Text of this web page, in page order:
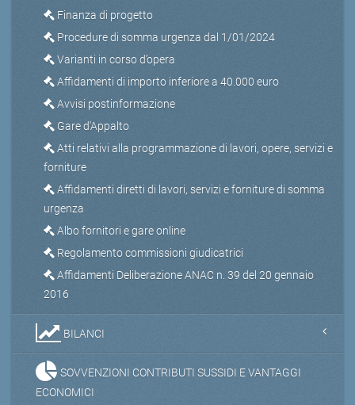
Finanza di progetto
Procedure di somma urgenza dal 1/01/2024
Varianti in corso d’opera
Affidamenti di importo inferiore a 40.000 euro
Avvisi postinformazione
Gare d'Appalto
Atti relativi alla programmazione di lavori, opere, servizi e
forniture
Affidamenti diretti di lavori, servizi e forniture di somma
urgenza
Albo fornitori e gare online
Regolamento commissioni giudicatrici
Affidamenti Deliberazione ANAC n. 39 del 20 gennaio
2016
BILANCI
SOVVENZIONI CONTRIBUTI SUSSIDI E VANTAGGI
ECONOMICI